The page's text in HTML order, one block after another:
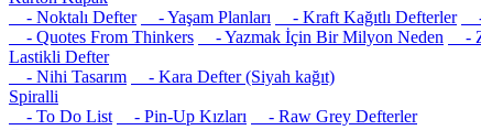
- Noktalı Defter
- Yaşam Planları - Kraft Kağıtlı Defterler -
- Quotes From Thinkers
- Yazmak İçin Bir Milyon Neden
-
Lastikli Defter
- Nihi Tasarım
- Kara Defter (Siyah kağıt)
Spiralli
- To Do List
- Pin-Up Kızları
- Raw Grey Defterler